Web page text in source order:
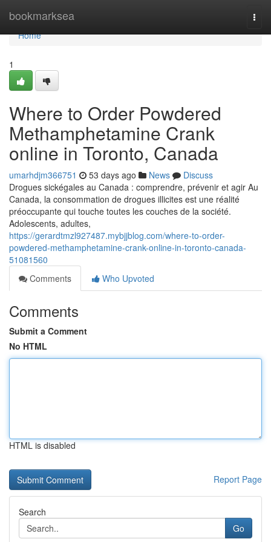
bookmarksea
Home
Home
1
Where to Order Powdered
Methamphetamine Crank
online in Toronto, Canada
umarhdjm366751 53 days ago News
Discuss
Drogues sickégales au Canada : comprendre, prévenir et agir Au
Canada, la consommation de drogues illicites est une réalité
préoccupante qui touche toutes les couches de la société.
Adolescents, adultes,
https://gerardtmzl927487.mybjjblog.com/where-to-order-
powdered-methamphetamine-crank-online-in-toronto-canada-
51081560
Comments
Who Upvoted
Comments
Submit a Comment
No HTML
HTML is disabled
Report Page
Search
Go